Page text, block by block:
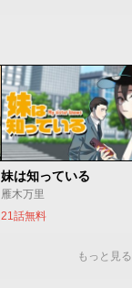
妹は知っている
雁木万里
21話無料
もっと見る